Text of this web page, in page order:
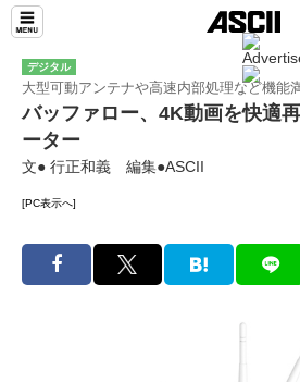
デジタル
大型可動アンテナや高速内部処理など機能
バッファロー、4K動画を快適
ーター
文● 行正和義 編集●ASCII
[PC表示へ]